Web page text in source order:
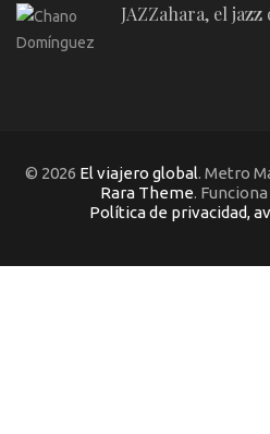
JAZZahara, el
© 2026 El viajero global. Metro
Rara Theme.
Política de privacidad,